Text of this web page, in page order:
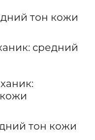
тон кожи
средний
тон кожи